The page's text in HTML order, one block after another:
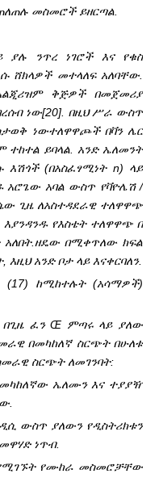
መስመሮች ይዘርጣል.
ያሉ ንጥረ ነገሮች እና የቁስ
ሸክላዎች መተላለፍ አለባቸው.
ቅጅዎች በመጀመሪያ
ነው[20]. በዚህ ሥራ ውስጥ
ነውተለዋዋጮች በቫን ሌር
ተከተል ይባላል. አንድ ኤለመንት
(በአስፈፃሚነት n) ላይ
አሮጌው አባል ውስጥ የቫዮሌሽ /
ጊዜ ለአስተዳደራዊ ተለዋዋጭ
የእስቴት ተለዋዋጭ በ
ዘዴው በሚቀጥለው ክፍል
አንድ ቦታ ላይ እናቀርባለን.
ከሚከተሉት (አሳማዎች)
ፈን Œ ምጣሩ ላይ ያለው
በመካከለኛ ስርጭት በሁለቱ
ስርጭት ለመገንባት:
ኤለሙን እና ተያያዥ
ውስጥ ያለውን የዲስትሪክቱን
ነጥብ.
የሙከራ መስመሮቻቸው